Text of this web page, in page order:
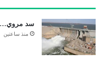
سد مروي…
منذ ساعتين